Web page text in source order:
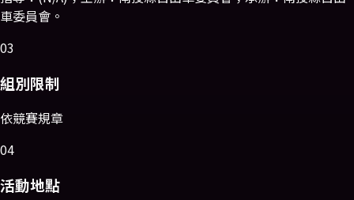
車委員會。
03
組別限制
依競賽規章
04
活動地點